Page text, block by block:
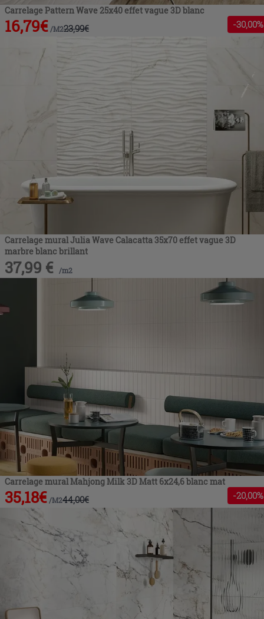
Carrelage Pattern Wave 25x40 effet vague 3D blanc
16,79€ /M223,99€ -30,00%
Carrelage mural Julia Wave Calacatta 35x70 effet vague 3D
marbre blanc brillant
37,99 € /m2
Carrelage mural Mahjong Milk 3D Matt 6x24,6 blanc mat
35,18€ /M244,00€ -20,00%